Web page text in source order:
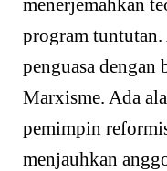
program tuntutan.
penguasa dengan
Marxisme. Ada
pemimpin
menjauhkan